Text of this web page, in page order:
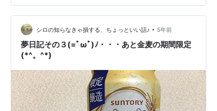
ビール/地ビールを彷彿とさせる独特の香り。 おそらくブ
レンドの妙でそれを再現しているのは、なかなかのも
の。 もっとも味自体は、アルコール類を添加した特有の
ひっかかりはあるのだけど・・・・。 …
シロの知らなきゃ損する、ちょっといい話♪ • 5年前
夢日記その３(=ﾟωﾟ)ﾉ・・・あと金麦の期間限定
(*^。^*)